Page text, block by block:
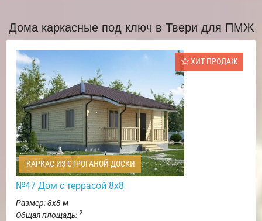
Дома каркасные под ключ в Твери для ПМЖ
ХИТ ПРОДАЖ
КАРКАС ИЗ СТРОГАНОЙ ДОСКИ
№47 Дом с террасой 8х8
Размер: 8х8 м
Общая площадь: 2